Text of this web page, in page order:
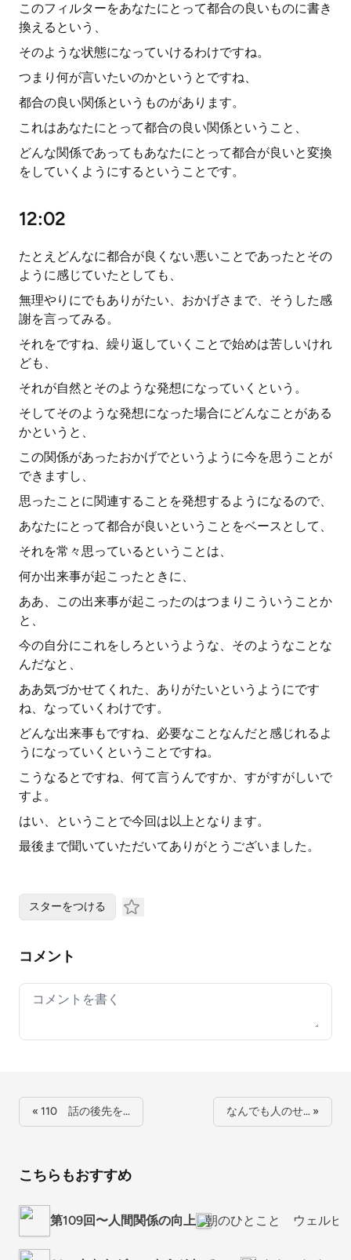
このフィルターをあなたにとって都合の良いものに書き
換えるという、
そのような状態になっていけるわけですね。
つまり何が言いたいのかというとですね、
都合の良い関係というものがあります。
これはあなたにとって都合の良い関係ということ、
どんな関係であってもあなたにとって都合が良いと変換
をしていくようにするということです。
12:02
たとえどんなに都合が良くない悪いことであったとその
ように感じていたとしても、
無理やりにでもありがたい、おかげさまで、そうした感
謝を言ってみる。
それをですね、繰り返していくことで始めは苦しいけれ
ども、
それが自然とそのような発想になっていくという。
そしてそのような発想になった場合にどんなことがある
かというと、
この関係があったおかげでというように今を思うことが
できますし、
思ったことに関連することを発想するようになるので、
あなたにとって都合が良いということをベースとして、
それを常々思っているということは、
何か出来事が起こったときに、
ああ、この出来事が起こったのはつまりこういうことか
と、
今の自分にこれをしろというような、そのようなことな
んだなと、
ああ気づかせてくれた、ありがたいというようにです
ね、なっていくわけです。
どんな出来事もですね、必要なことなんだと感じれるよ
うになっていくということですね。
こうなるとですね、何て言うんですか、すがすがしいで
すよ。
はい、ということで今回は以上となります。
最後まで聞いていただいてありがとうございました。
スターをつける
コメント
Your comment
« 110 話の後先を… なんでも人のせ… »
こちらもおすすめ
第109回〜人間関係の向上 朝のひとこと ウェルビ